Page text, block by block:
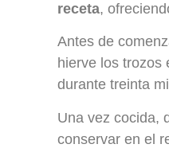
receta,
Antes de
hierve los trozos
durante treinta
Una vez cocida,
conservar en el